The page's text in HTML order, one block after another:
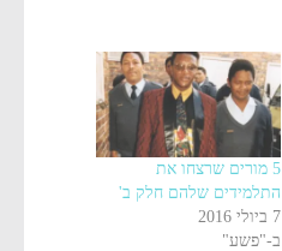
5 מורים שרצחו את
התלמידים שלהם חלק ב'
7 ביולי 2016
ב-"פשע"